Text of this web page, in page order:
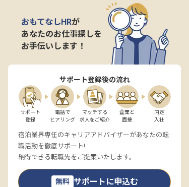
おもてなしHRが
あなたのお仕事探しを
お手伝いします！
サポート登録後の流れ
サポート
登録
電話で
ヒアリング
マッチする
求人をご紹介
企業と
面接
内定
入社
宿泊業界専任のキャリアアドバイザーがあなたの転
職活動を徹底サポート!
納得できる転職先をご提案いたします。
無料 サポートに申込む